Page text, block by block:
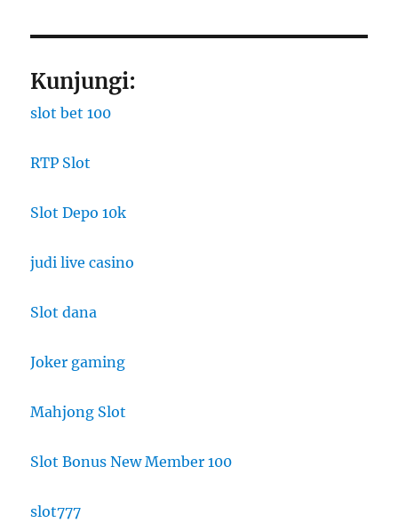
Kunjungi:
slot bet 100
RTP Slot
Slot Depo 10k
judi live casino
Slot dana
Joker gaming
Mahjong Slot
Slot Bonus New Member 100
slot777